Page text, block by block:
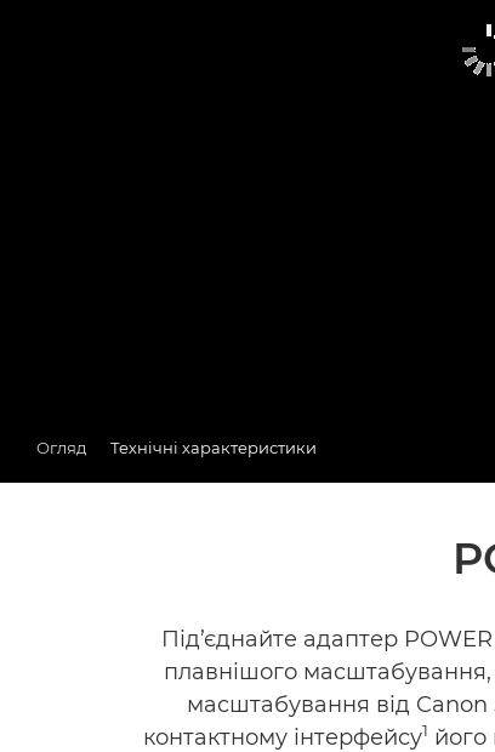
Огляд Технічні характеристики
Під’єднайте адаптер
плавнішого масштабування,
масштабування від Canon
контактному інтерфейсу1 його